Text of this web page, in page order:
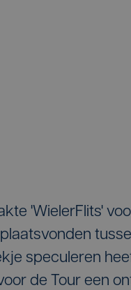
'WielerFlits'
speculeren
de Tour een